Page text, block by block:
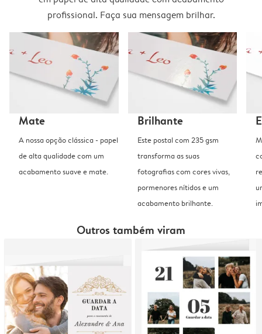
profissional. Faça sua mensagem brilhar.
Mate
A nossa opção clássica - papel
de alta qualidade com um
acabamento suave e mate.
Brilhante
Este postal com 235 gsm
transforma as suas
fotografias com cores vivas,
pormenores nítidos e um
acabamento brilhante.
Outros também viram